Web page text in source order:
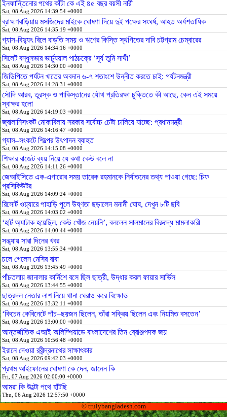
ইনফান্তিনোর পথের কাঁটা কে এই ৪৫ বছর বয়সী নারী
Sat, 08 Aug 2026 14:39:54 +0000
ব্রাহ্মণবাড়িয়ায় মসজিদের মাইকে ঘোষণা দিয়ে দুই পক্ষের সংঘর্ষ, আহত অর্ধশতাধিক
Sat, 08 Aug 2026 14:35:19 +0000
গ্যাস-বিদ্যুৎ বিলে বাড়তি সময় ও ঋণের কিস্তি স্থগিতের দাবি চট্টগ্রাম চেম্বারের
Sat, 08 Aug 2026 14:34:16 +0000
সিলেট বন্ধুসভার ভার্চ্যুয়াল পাঠচক্রে ‘সূর্য তুমি সাথী’
Sat, 08 Aug 2026 14:30:00 +0000
জিডিপিতে পর্যটন খাতের অবদান ৬-৭ শতাংশে উন্নীত করতে চাই: পর্যটনমন্ত্রী
Sat, 08 Aug 2026 14:28:31 +0000
সৌদি আরব, তুরস্ক ও পাকিস্তানের যৌথ প্রতিরক্ষা চুক্তিতে কী আছে, কেন এই সময়ে
স্বাক্ষর হলো
Sat, 08 Aug 2026 14:19:03 +0000
জ্বালানিসংকট মোকাবিলায় সরকার সর্বোচ্চ চেষ্টা চালিয়ে যাচ্ছে: প্রধানমন্ত্রী
Sat, 08 Aug 2026 14:16:47 +0000
গ্যাস–সংকটে শিল্পের উৎপাদন ব্যাহত
Sat, 08 Aug 2026 14:15:08 +0000
শিক্ষার বাজেট ব্যয় নিয়ে যে কথা কেউ বলে না
Sat, 08 Aug 2026 14:11:26 +0000
জেআইসিতে এক-এগারোর সময় তারেক রহমানকে নির্যাতনের তথ্য পাওয়া গেছে: চিফ
প্রসিকিউটর
Sat, 08 Aug 2026 14:09:24 +0000
রিসোর্ট ওয়্যারে পাহাড়ি পুলে উষ্ণতা ছড়ালেন মনামী ঘোষ, দেখুন ৮টি ছবি
Sat, 08 Aug 2026 14:03:02 +0000
‘হার্ট অ্যাটাক হয়েছিল, কেউ খোঁজ নেয়নি’, বললেন সালমানের বিরুদ্ধে মামলাকারী
Sat, 08 Aug 2026 14:00:44 +0000
সন্ধ্যায় সারা দিনের খবর
Sat, 08 Aug 2026 13:55:34 +0000
চলে গেলেন মেসির বাবা
Sat, 08 Aug 2026 13:45:49 +0000
পাঁচতলায় জানালার কার্নিশে বসে ছিল ছাত্রী, উদ্ধার করল ফায়ার সার্ভিস
Sat, 08 Aug 2026 13:44:55 +0000
ছাত্রদল নেতার লাশ নিয়ে থানা ঘেরাও করে বিক্ষোভ
Sat, 08 Aug 2026 13:32:11 +0000
‘কিচেন কেবিনেটে পাঁচ–ছয়জন ছিলেন, তাঁরা সক্রিয় ছিলেন এবং নিয়মিত বসতেন’
Sat, 08 Aug 2026 13:00:00 +0000
আন্তর্জাতিক এআই অলিম্পিয়াডে বাংলাদেশের তিন ব্রোঞ্জপদক জয়
Sat, 08 Aug 2026 10:56:48 +0000
ইরানে দেওয়া রবীন্দ্রনাথের সাক্ষাৎকার
Sat, 08 Aug 2026 09:42:03 +0000
প্রথম আইফোনের ঘোষণা কে দেন, জানেন কি
Fri, 07 Aug 2026 02:00:00 +0000
আমরা কি উল্টো পথে হাঁটছি
Thu, 06 Aug 2026 12:57:50 +0000
© trulybangladesh.com